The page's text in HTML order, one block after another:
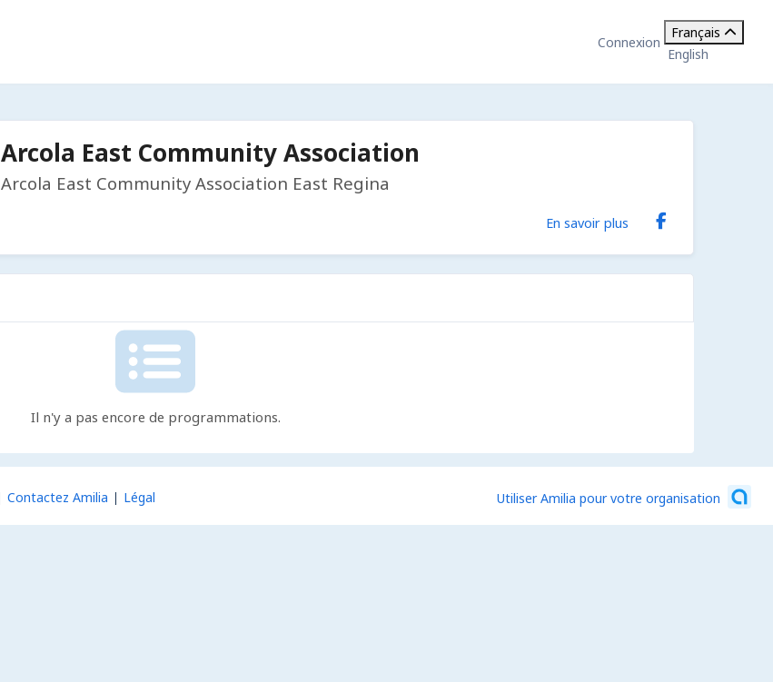
Connexion
Français
English
Arcola East Community Association
Arcola East Community Association East Regina
En savoir plus
Il n'y a pas encore de programmations.
Contactez Amilia Légal Utiliser Amilia pour votre organisation